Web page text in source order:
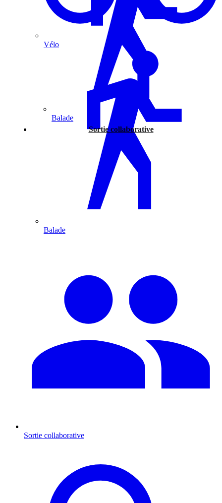
Balade
Sortie collaborative
Vélo
Balade
Sortie collaborative